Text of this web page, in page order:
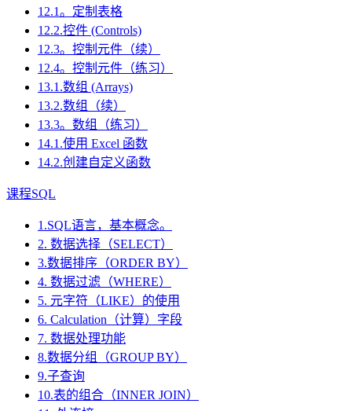
12.1。定制表格
12.2.控件 (Controls)
12.3。控制元件（续）
12.4。控制元件（练习）
13.1.数组 (Arrays)
13.2.数组（续）
13.3。数组（练习）
14.1.使用 Excel 函数
14.2.创建自定义函数
课程SQL
1.SQL语言，基本概念。
2. 数据选择（SELECT）
3.数据排序（ORDER BY）
4. 数据过滤（WHERE）
5. 元字符（LIKE）的使用
6. Calculation（计算）字段
7. 数据处理功能
8.数据分组（GROUP BY）
9.子查询
10.表的组合（INNER JOIN）